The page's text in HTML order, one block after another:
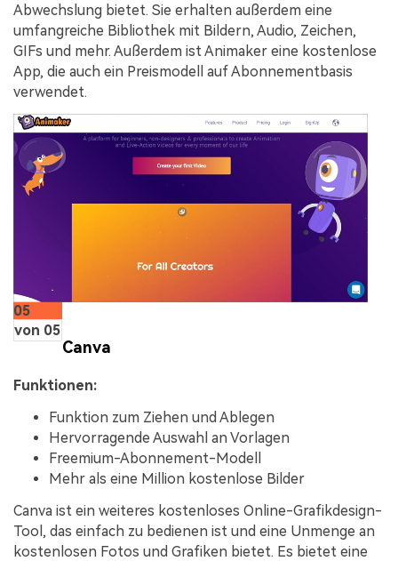
Abwechslung bietet. Sie erhalten außerdem eine
umfangreiche Bibliothek mit Bildern, Audio, Zeichen,
GIFs und mehr. Außerdem ist Animaker eine kostenlose
App, die auch ein Preismodell auf Abonnementbasis
verwendet.
05
von 05
Canva
Funktionen:
Funktion zum Ziehen und Ablegen
Hervorragende Auswahl an Vorlagen
Freemium-Abonnement-Modell
Mehr als eine Million kostenlose Bilder
Canva ist ein weiteres kostenloses Online-Grafikdesign-
Tool, das einfach zu bedienen ist und eine Unmenge an
kostenlosen Fotos und Grafiken bietet. Es bietet eine